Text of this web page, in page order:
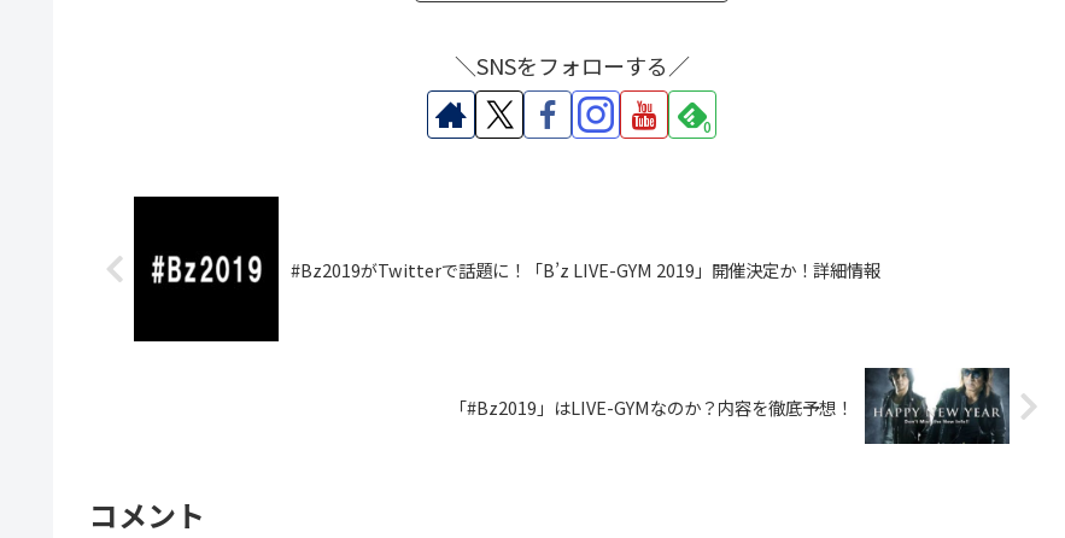
＼SNSをフォローする／
0
#Bz2019がTwitterで話題に！「B’z LIVE-GYM 2019」開催決定か！詳細情報
「#Bz2019」はLIVE-GYMなのか？内容を徹底予想！
コメント